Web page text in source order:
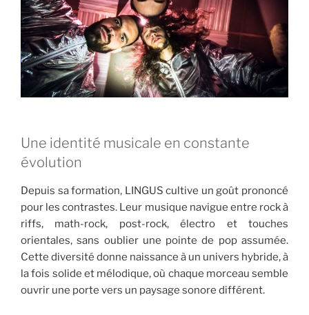
Une identité musicale en constante
évolution
Depuis sa formation, LINGUS cultive un goût prononcé
pour les contrastes. Leur musique navigue entre rock à
riffs, math-rock, post-rock, électro et touches
orientales, sans oublier une pointe de pop assumée.
Cette diversité donne naissance à un univers hybride, à
la fois solide et mélodique, où chaque morceau semble
ouvrir une porte vers un paysage sonore différent.